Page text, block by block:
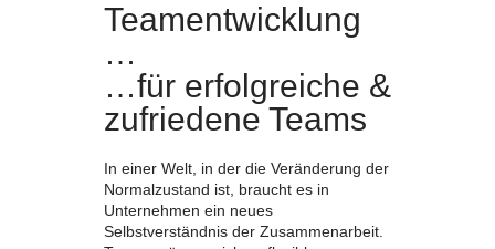
Teamentwicklung
…
…für erfolgreiche &
zufriedene Teams
In einer Welt, in der die Veränderung der
Normalzustand ist, braucht es in
Unternehmen ein neues
Selbstverständnis der Zusammenarbeit.